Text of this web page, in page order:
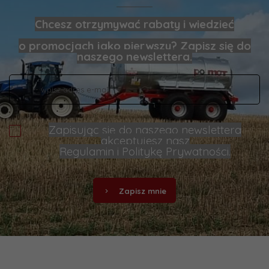
Chcesz otrzymywać rabaty i wiedzieć
o promocjach jako pierwszy? Zapisz się do
naszego newslettera.
Zapisując się do naszego newslettera
akceptujesz nasz
Regulamin i Politykę Prywatności.
Zapisz mnie